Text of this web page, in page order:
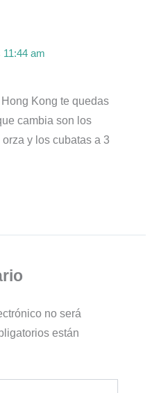
11:44 am
Kong te quedas
cambia son los
y los cubatas a 3
no será
están